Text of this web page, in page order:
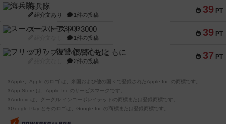
39 PT
海兵隊
紹介文あり 1件の投稿
39 PT
スーパーストア3000
1件の投稿
37 PT
フリップ７：復讐心とともに
2件の投稿
※Apple、Apple のロゴ は、米国および他の国々で登録されたApple Inc.の商標です。
※App Store は、Apple Inc.のサービスマークです。
※Android は、グーグル インコーポレイテッドの商標または登録商標です。
※Google Play とそのロゴは、Google Inc.の商標または登録商標です。